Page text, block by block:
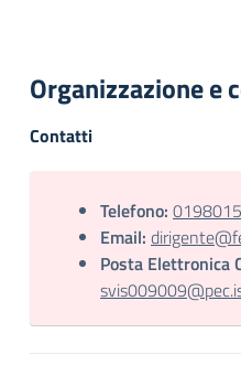
Organizzazione e
Contatti
Telefono:
Email:
Posta Elettronica